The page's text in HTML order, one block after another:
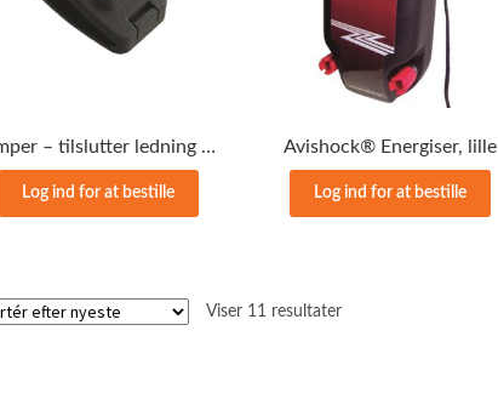
Jumper – tilslutter ledning til Avishock spor, 20 stk
Log ind for at bestille
Avishock® Energiser, lille
Log ind for at bestille
Viser 11 resultaterSorteret